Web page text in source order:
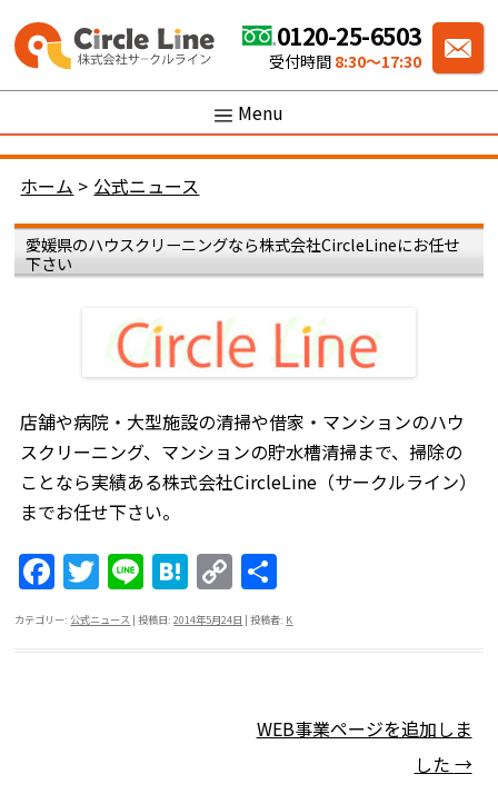
0120-25-6503
受付時間 8:30〜17:30
Menu
ホーム > 公式ニュース
愛媛県のハウスクリーニングなら株式会社CircleLineにお任せ
下さい
店舗や病院・大型施設の清掃や借家・マンションのハウ
スクリーニング、マンションの貯水槽清掃まで、掃除の
ことなら実績ある株式会社CircleLine（サークルライン）
までお任せ下さい。
F
a
c
T
w
itt
Li
n
e
H
at
e
C
o
p
Li
有
カテゴリー:公式ニュース | 投稿日:2014年5月24日 |投稿者: K
WEB事業ページを追加しま
した →